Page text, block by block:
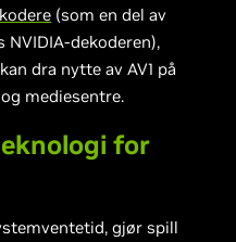
(som en del av
NVIDIA-dekoderen),
dra nytte av AV1 på
mediesentre.
for
gjør spill